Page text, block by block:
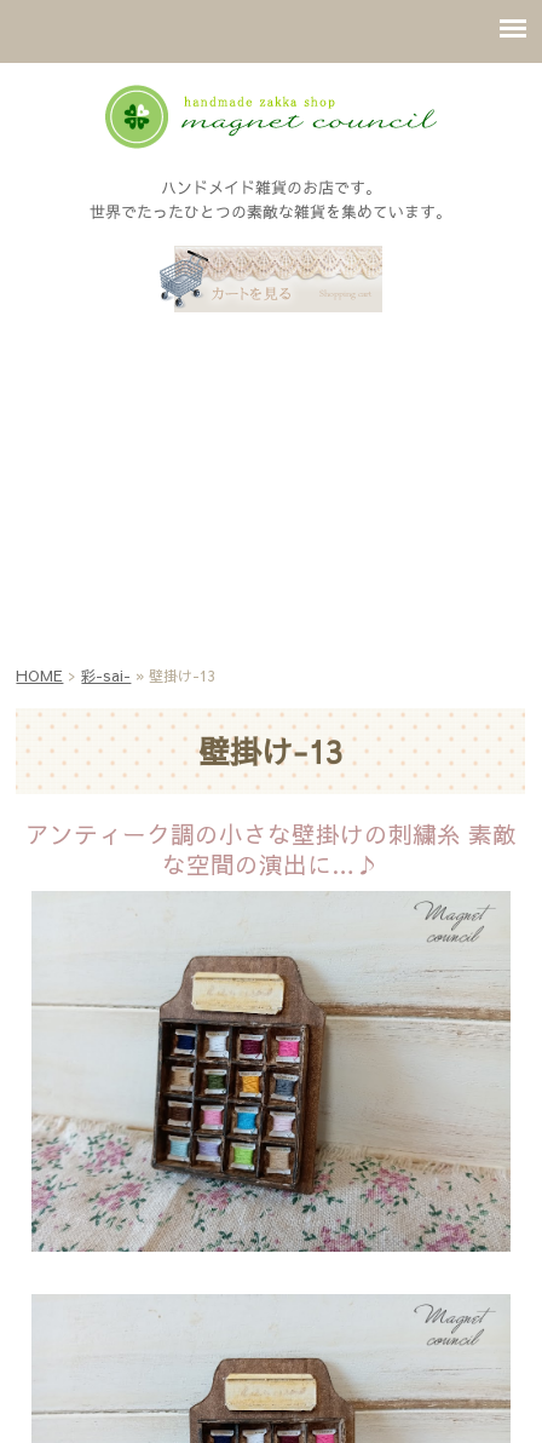
ハンドメイド雑貨のお店です。
世界でたったひとつの素敵な雑貨を集めています。
HOME >彩-sai- » 壁掛け-13
壁掛け-13
アンティーク調の小さな壁掛けの刺繍糸 素敵
な空間の演出に…♪